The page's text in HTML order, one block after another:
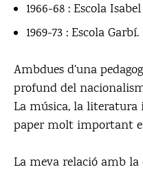
1966-68 : Escola
1969-73 : Escola Garbí.
Ambdues d’una
profund del
La música, la literatura
paper molt important
La meva relació amb